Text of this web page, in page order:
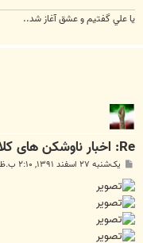
يا علي گفتيم و عشق آغاز شد..
Re: اخبار ناوشکن های کلاس موج
پ
ت
یک‌شنبه ۲۷ اسفند ۱۳۹۱, ۲:۱۰ ب.ظ